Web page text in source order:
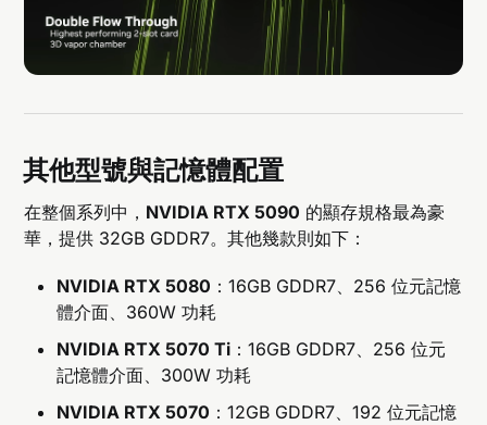
其他型號與記憶體配置
在整個系列中， NVIDIA RTX 5090 的顯存規格最為豪
華，提供 32GB GDDR7。其他幾款則如下：
NVIDIA RTX 5080 ：16GB GDDR7、256 位元記憶
體介面、360W 功耗
NVIDIA RTX 5070 Ti ：16GB GDDR7、256 位元
記憶體介面、300W 功耗
NVIDIA RTX 5070 ：12GB GDDR7、192 位元記憶